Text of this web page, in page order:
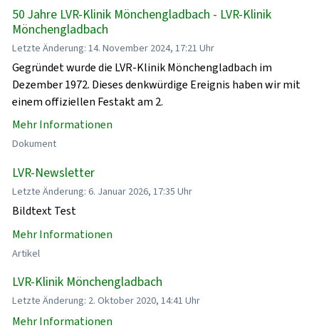
50 Jahre LVR-Klinik Mönchengladbach - LVR-Klinik
Mönchengladbach
Letzte Änderung: 14. November 2024, 17:21 Uhr
Gegründet wurde die LVR-Klinik Mönchengladbach im
Dezember 1972. Dieses denkwürdige Ereignis haben wir mit
einem offiziellen Festakt am 2.
Mehr Informationen
Dokument
LVR-Newsletter
Letzte Änderung: 6. Januar 2026, 17:35 Uhr
Bildtext Test
Mehr Informationen
Artikel
LVR-Klinik Mönchengladbach
Letzte Änderung: 2. Oktober 2020, 14:41 Uhr
Mehr Informationen